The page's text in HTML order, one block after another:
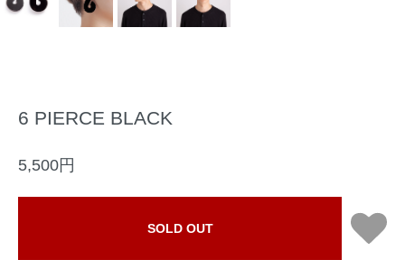
6 PIERCE BLACK
5,500円
SOLD OUT